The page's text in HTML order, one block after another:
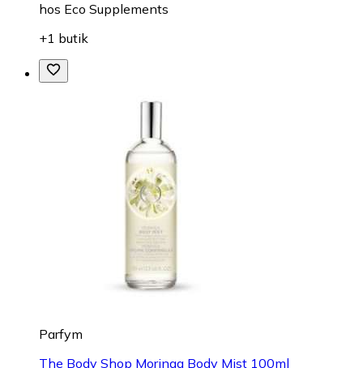
hos Eco Supplements
+1 butik
Parfym
The Body Shop Moringa Body Mist 100ml